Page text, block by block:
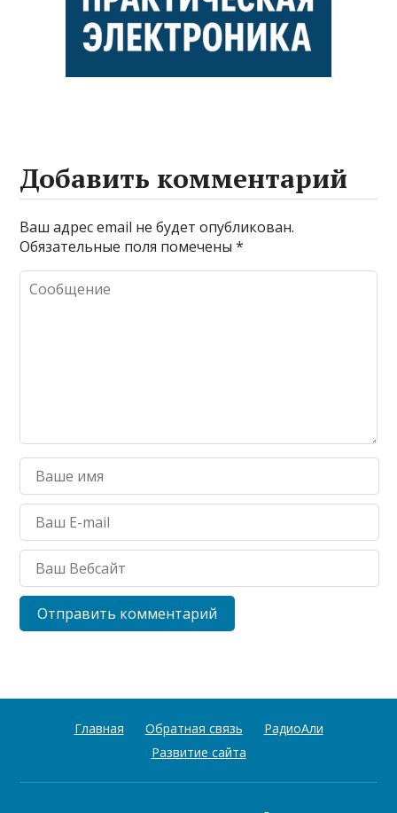
Добавить комментарий
Ваш адрес email не будет опубликован.
Обязательные поля помечены*
Главная Обратная связь
РадиоАли
Развитие сайта